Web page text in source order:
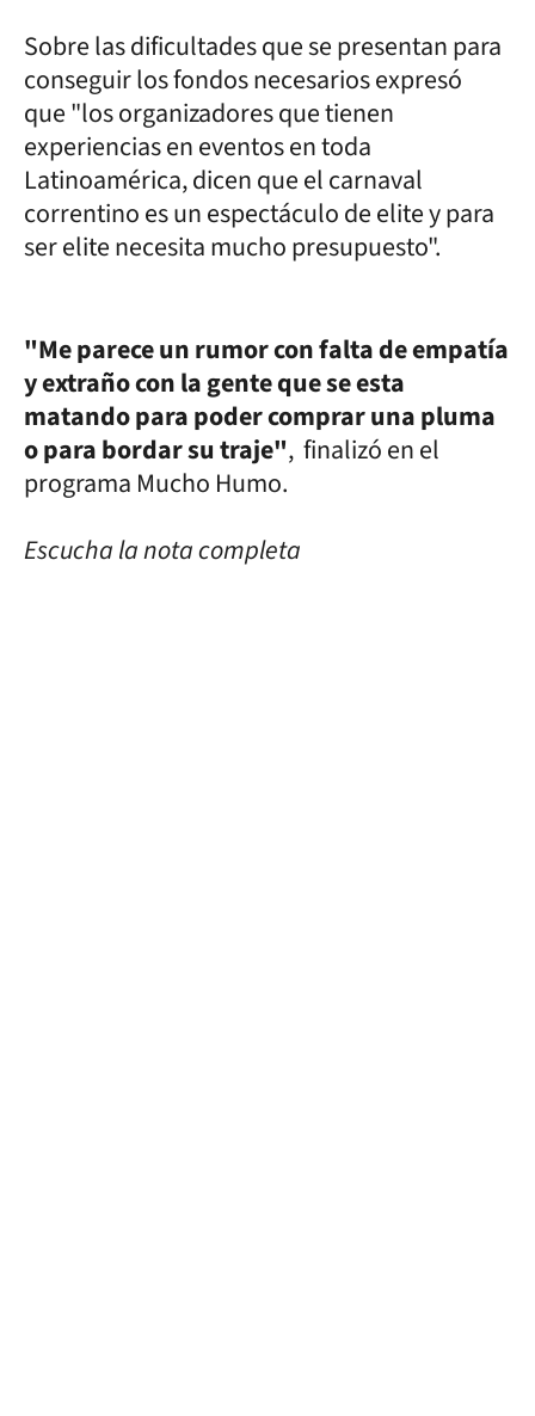
Sobre las dificultades que se presentan para
conseguir los fondos necesarios expresó
que "los organizadores que tienen
experiencias en eventos en toda
Latinoamérica, dicen que el carnaval
correntino es un espectáculo de elite y para
ser elite necesita mucho presupuesto".
"Me parece un rumor con falta de empatía
y extraño con la gente que se esta
matando para poder comprar una pluma
o para bordar su traje", finalizó en el
programa Mucho Humo.
Escucha la nota completa